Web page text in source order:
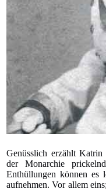
Genüsslich erzählt
der Monarchie
Enthüllungen können es
aufnehmen. Vor allem